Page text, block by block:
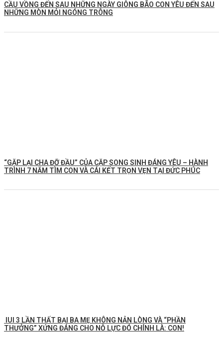
CẦU VỒNG ĐẾN SAU NHỮNG NGÀY GIÔNG BÃO CON YÊU ĐẾN SAU
NHỮNG MÒN MỎI NGÓNG TRÔNG
️“GẶP LẠI CHA ĐỠ ĐẦU” CỦA CẶP SONG SINH ĐÁNG YÊU – HÀNH
TRÌNH 7 NĂM TÌM CON VÀ CÁI KẾT TRỌN VẸN TẠI ĐỨC PHÚC
IUI 3 LẦN THẤT BẠI BA MẸ KHÔNG NẢN LÒNG VÀ “PHẦN
THƯỞNG” XỨNG ĐÁNG CHO NỖ LỰC ĐÓ CHÍNH LÀ: CON!